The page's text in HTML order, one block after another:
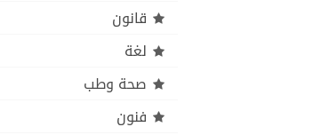
قانون
لغة
صحة وطب
فنون